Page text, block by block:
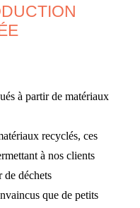
à partir de matériaux
recyclés, ces
à nos clients
de déchets
que de petits